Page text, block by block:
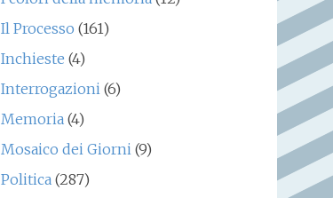
Il Processo (161)
Inchieste (4)
Interrogazioni(6)
Memoria(4)
Mosaico dei Giorni(9)
Politica(287)